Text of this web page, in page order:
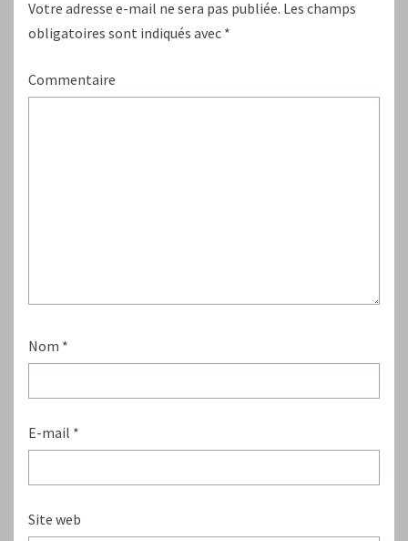
Votre adresse e-mail ne sera pas publiée. Les champs
obligatoires sont indiqués avec *
Commentaire
Nom *
E-mail *
Site web